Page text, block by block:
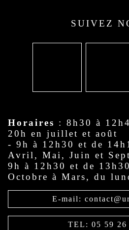
SUIVEZ
Horaires : 8h30 à
20h en juillet et août
- 9h à 12h30 et de
Avril, Mai, Juin et
9h à 12h30 et de
Octobre à Mars, du
E-mail:
TEL: 05 59 26